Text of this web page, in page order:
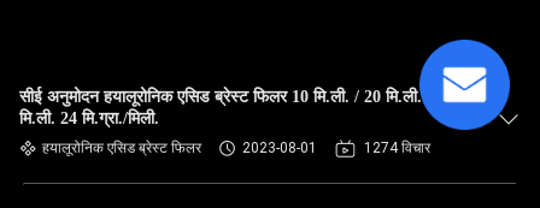
सीई अनुमोदन हयालूरोनिक एसिड ब्रेस्ट फिलर 10 मि.ली. / 20 मि.ली. / 50
मि.ली. 24 मि.ग्रा./मिली.
हयालूरोनिक एसिड ब्रेस्ट फिलर 2023-08-01 1274 विचार